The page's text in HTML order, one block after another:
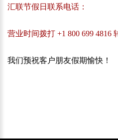
汇联节假日联系电话：
营业时间拨打 +1 800 699 4816
我们预祝客户朋友假期愉快！